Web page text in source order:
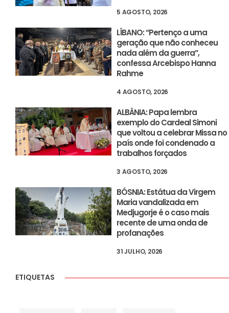
5 AGOSTO, 2026
LÍBANO: “Pertenço a uma
geração que não conheceu
nada além da guerra”,
confessa Arcebispo Hanna
Rahme
4 AGOSTO, 2026
ALBÂNIA: Papa lembra
exemplo do Cardeal Simoni
que voltou a celebrar Missa no
país onde foi condenado a
trabalhos forçados
3 AGOSTO, 2026
BÓSNIA: Estátua da Virgem
Maria vandalizada em
Medjugorje é o caso mais
recente de uma onda de
profanações
31 JULHO, 2026
ETIQUETAS